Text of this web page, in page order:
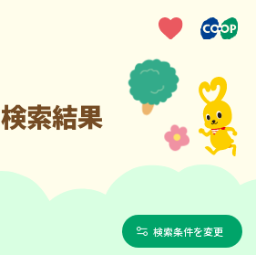
検索結果
検索条件を変更